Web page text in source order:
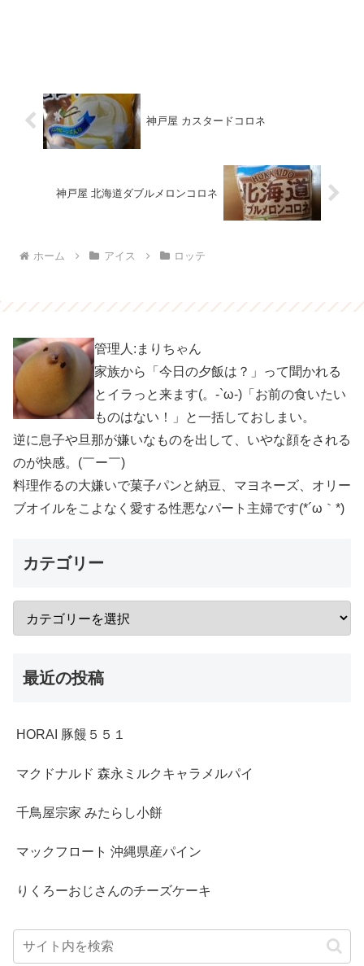
神戸屋 カスタードコロネ
神戸屋 北海道ダブルメロンコロネ
ホーム アイス ロッテ
管理人:まりちゃん
家族から「今日の夕飯は？」って聞かれる
とイラっと来ます(。-`ω-)「お前の食いたい
ものはない！」と一括しておしまい。
逆に息子や旦那が嫌いなものを出して、いやな顔をされる
のが快感。(￣ー￣)
料理作るの大嫌いで菓子パンと納豆、マヨネーズ、オリー
ブオイルをこよなく愛する性悪なパート主婦です(*´ω｀*)
カテゴリー
最近の投稿
HORAI 豚饅５５１
マクドナルド 森永ミルクキャラメルパイ
千鳥屋宗家 みたらし小餅
マックフロート 沖縄県産パイン
りくろーおじさんのチーズケーキ